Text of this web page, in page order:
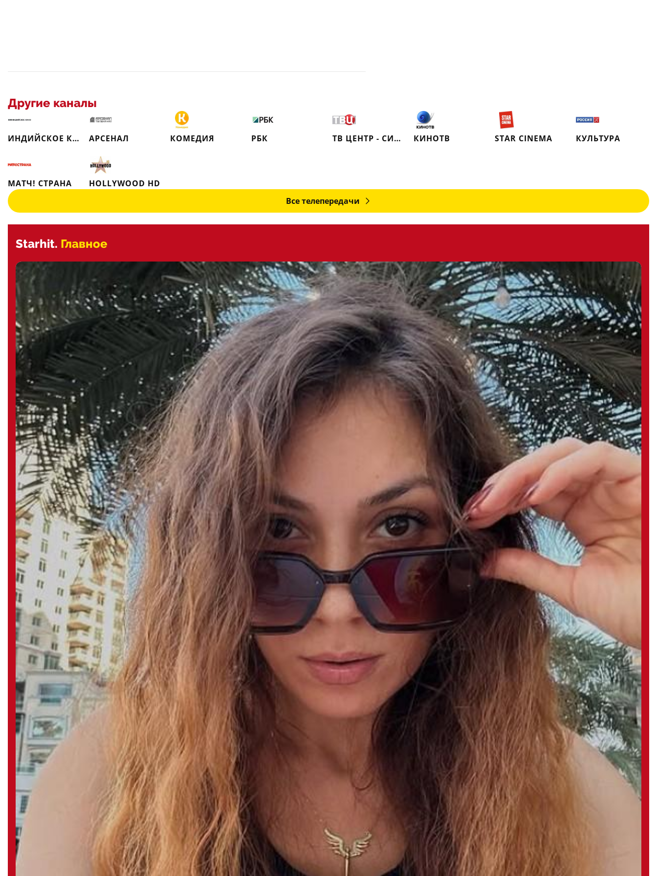
Другие каналы
ИНДИЙСКОЕ КИНО АРСЕНАЛ КОМЕДИЯ РБК ТВ ЦЕНТР - СИБИРЬ КИНОТВ STAR CINEMA КУЛЬТУРА
МАТЧ! СТРАНА
HOLLYWOOD HD
Все телепередачи
Starhit. Главное